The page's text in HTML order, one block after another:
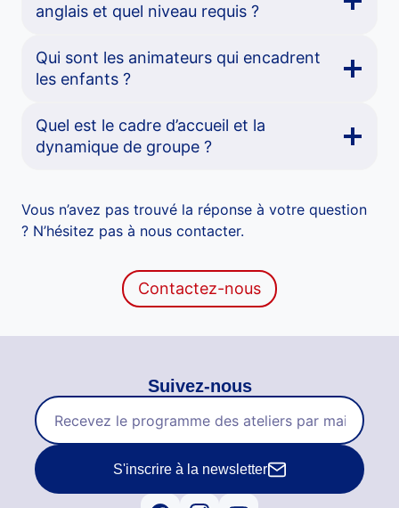
anglais et quel niveau requis ?
Qui sont les animateurs qui encadrent
les enfants ?
Quel est le cadre d’accueil et la
dynamique de groupe ?
Vous n’avez pas trouvé la réponse à votre question
? N’hésitez pas à nous contacter.
Contactez-nous
Suivez-nous
S'inscrire à la newsletter